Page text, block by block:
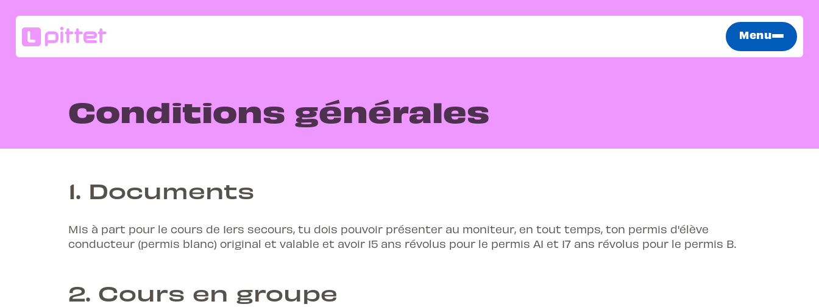
Menu
Conditions générales
1. Documents
Mis à part pour le cours de 1ers secours, tu dois pouvoir présenter au moniteur, en tout temps, ton permis d'élève
conducteur (permis blanc) original et valable et avoir 15 ans révolus pour le permis A1 et 17 ans révolus pour le permis B.
2. Cours en groupe